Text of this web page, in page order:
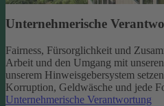
Unternehmerische
Fairness, Fürsorglichkeit und
Arbeit und den Umgang mit
unserem Hinweisgebersystem
Korruption, Geldwäsche und jede
Unternehmerische Verantwortung